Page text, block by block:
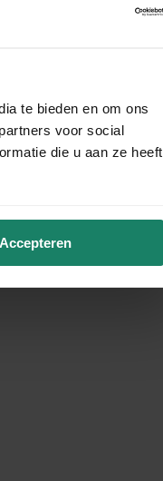
te bieden en om ons
voor social
die u aan ze heeft
Accepteren